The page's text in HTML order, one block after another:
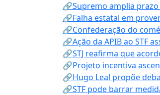
🔗Supremo amplia
🔗Falha estatal em
🔗Confederação do
🔗Ação da APIB ao STF
🔗STJ reafirma que
🔗Projeto incentiva
🔗Hugo Leal propõe
🔗STF pode barrar